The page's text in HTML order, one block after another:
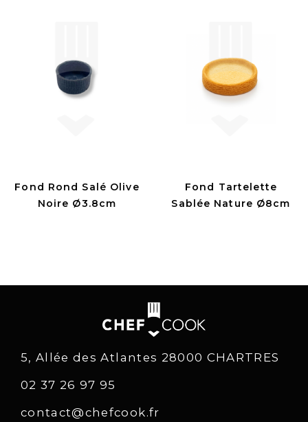
Fond Rond Salé Olive
Noire Ø3.8cm
Fond Tartelette
Sablée Nature Ø8cm
5, Allée des Atlantes 28000 CHARTRES
02 37 26 97 95
contact@chefcook.fr